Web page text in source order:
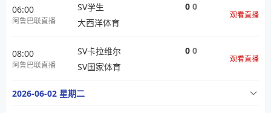
06:00
阿鲁巴联直播
SV学生
大西洋体育
0 0
观看直播
08:00
阿鲁巴联直播
SV卡拉维尔
SV国家体育
0 0
观看直播
2026-06-02 星期二